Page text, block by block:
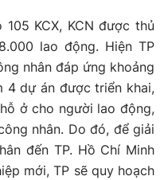
KCX, KCN được thủ
lao động. Hiện TP
nhân đáp ứng khoảng
4 dự án được triển khai,
ở cho người lao động,
nhân. Do đó, để giải
đến TP. Hồ Chí Minh
mới, TP sẽ quy hoạch